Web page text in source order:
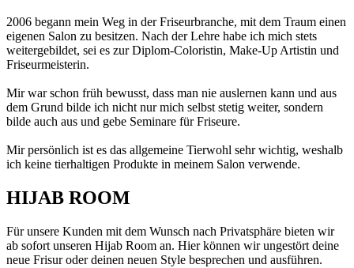
2006 begann mein Weg in der Friseurbranche, mit dem Traum einen
eigenen Salon zu besitzen. Nach der Lehre habe ich mich stets
weitergebildet, sei es zur Diplom-Coloristin, Make-Up Artistin und
Friseurmeisterin.
Mir war schon früh bewusst, dass man nie auslernen kann und aus
dem Grund bilde ich nicht nur mich selbst stetig weiter, sondern
bilde auch aus und gebe Seminare für Friseure.
Mir persönlich ist es das allgemeine Tierwohl sehr wichtig, weshalb
ich keine tierhaltigen Produkte in meinem Salon verwende.
HIJAB ROOM
Für unsere Kunden mit dem Wunsch nach Privatsphäre bieten wir
ab sofort unseren Hijab Room an. Hier können wir ungestört deine
neue Frisur oder deinen neuen Style besprechen und ausführen.